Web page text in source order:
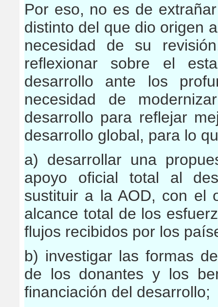
Por eso, no es de
distinto del que dio origen
necesidad de su
reflexionar sobre el
desarrollo ante los
necesidad de
desarrollo para reflejar
desarrollo global, para lo
a) desarrollar una
apoyo oficial total al
sustituir a la AOD, con el
alcance total de los
flujos recibidos por los
b) investigar las formas
de los donantes y los
financiación del desarrollo;